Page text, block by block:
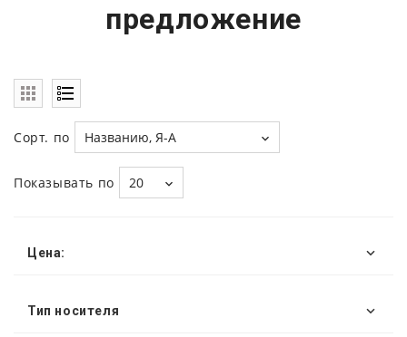
предложение
Сорт. по Названию, Я-А
Показывать по 20
Цена:
Тип носителя